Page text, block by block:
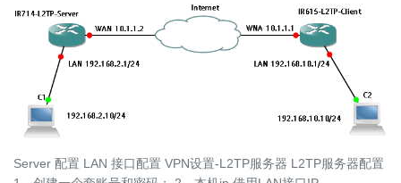
Server 配置 LAN 接口配置 VPN设置-L2TP服务器 L2TP服务器配置